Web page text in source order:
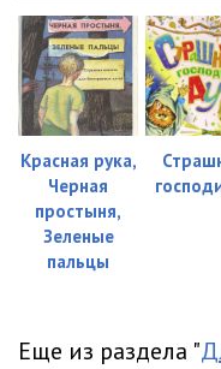
07 В Простоквашино
08 Пора, мой брат, пора
Zima.v.Prostokvashino
01 Письма из
02 Письма в
03 Дядя Федор наводит
05 Неожиданности от
Красная рука,
Черная
простыня,
Зеленые
пальцы
Еще из раздела "